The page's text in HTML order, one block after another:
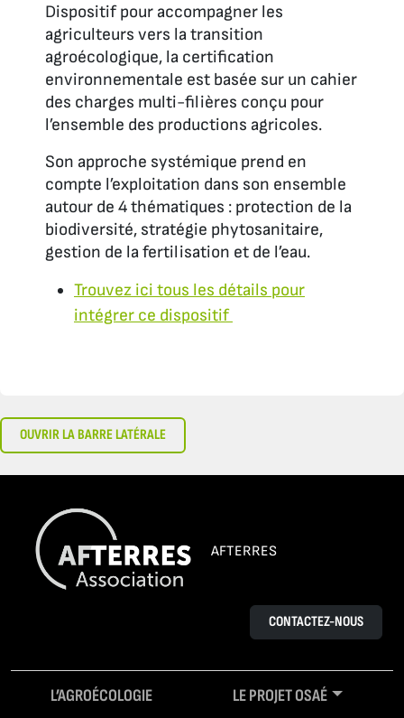
Dispositif pour accompagner les
agriculteurs vers la transition
agroécologique, la certification
environnementale est basée sur un cahier
des charges multi-filières conçu pour
l’ensemble des productions agricoles.
Son approche systémique prend en
compte l’exploitation dans son ensemble
autour de 4 thématiques : protection de la
biodiversité, stratégie phytosanitaire,
gestion de la fertilisation et de l’eau.
Trouvez ici tous les détails pour
intégrer ce dispositif
OUVRIR LA BARRE LATÉRALE
AFTERRES
CONTACTEZ-NOUS
L’AGROÉCOLOGIE
LE PROJET OSAÉ